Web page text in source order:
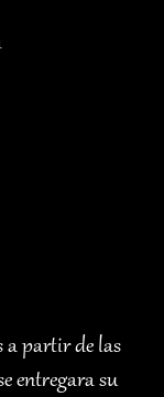
a partir de las
entregara su